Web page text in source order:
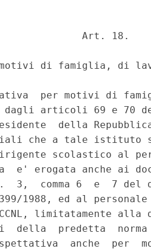
Art. 18.
di famiglia, di
per motivi di
dagli articoli 69 e 70
della
che a tale istituto
scolastico al
e' erogata anche ai
comma 6  e  7 del
1988, ed al
limitatamente
della  predetta
anche  per